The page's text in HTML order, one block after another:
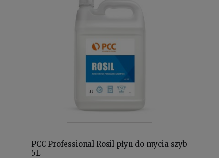
PCC Professional Rosil płyn do mycia szyb
5L